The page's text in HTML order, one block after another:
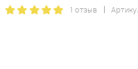
1 отзыв